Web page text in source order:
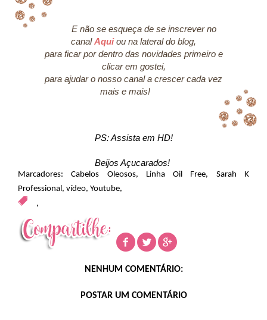
E não se esqueça de se inscrever no
canalAquiou na lateral do blog,
para ficar por dentro das novidades primeiro e
clicar em gostei,
para ajudar o nosso canal a crescer cada vez
mais e mais!
PS: Assista em HD!
Beijos Açucarados!
Marcadores:Cabelos Oleosos, Linha Oil Free, Sarah K
Professional , vídeo, Youtube,
,
NENHUM COMENTÁRIO:
POSTAR UM COMENTÁRIO